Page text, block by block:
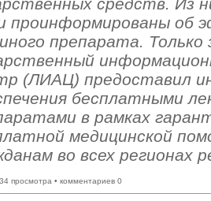
проинформированы об
препарата. Только
(ЛИАЦ) предоставил
бесплатными
в рамках
медицинской
во всех регионах
просмотра • комментариев 0